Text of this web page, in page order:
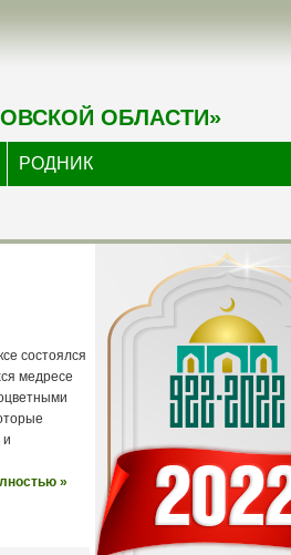
ОБЛАСТИ»
РОДНИК
состоялся
медресе
и
»